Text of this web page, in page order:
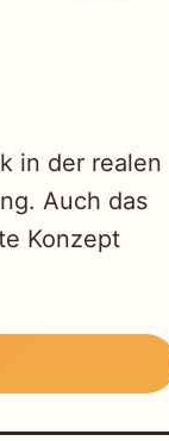
in der realen
Auch das
Konzept